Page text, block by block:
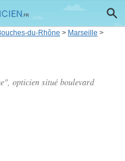
du-Rhône > Marseille >
opticien situé boulevard